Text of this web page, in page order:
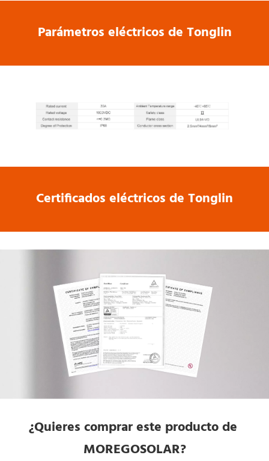
Parámetros eléctricos de Tonglin
Certificados eléctricos de Tonglin
¿Quieres comprar este producto de
MOREGOSOLAR?